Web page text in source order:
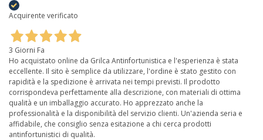
Acquirente verificato
3 Giorni Fa
Ho acquistato online da Grilca Antinfortunistica e l'esperienza è stata
eccellente. Il sito è semplice da utilizzare, l'ordine è stato gestito con
rapidità e la spedizione è arrivata nei tempi previsti. Il prodotto
corrispondeva perfettamente alla descrizione, con materiali di ottima
qualità e un imballaggio accurato. Ho apprezzato anche la
professionalità e la disponibilità del servizio clienti. Un'azienda seria e
affidabile, che consiglio senza esitazione a chi cerca prodotti
antinfortunistici di qualità.